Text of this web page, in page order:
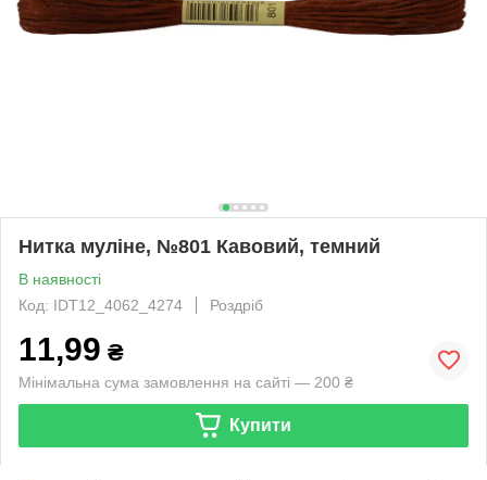
Нитка муліне, №801 Кавовий, темний
В наявності
Код: IDT12_4062_4274
Роздріб
11,99 ₴
Мінімальна сума замовлення на сайті — 200 ₴
Купити